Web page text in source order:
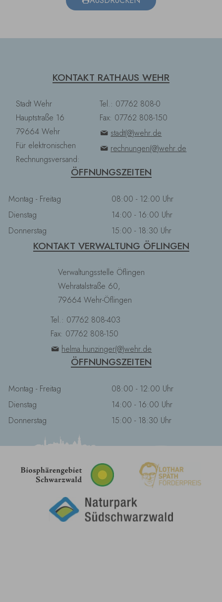
KONTAKT RATHAUS WEHR
Stadt Wehr
Hauptstraße 16
79664 Wehr
Für elektronischen
Rechnungsversand:
Tel.: 07762 808-0
Fax: 07762 808-150
stadt(@)wehr.de
rechnungen(@)wehr.de
ÖFFNUNGSZEITEN
Montag - Freitag
Dienstag
Donnerstag
08:00 - 12:00 Uhr
14:00 - 16:00 Uhr
15:00 - 18:30 Uhr
KONTAKT VERWALTUNG ÖFLINGEN
Verwaltungsstelle Öflingen
Wehratalstraße 60,
79664 Wehr-Öflingen
Tel.: 07762 808-403
Fax: 07762 808-150
helma.hunzinger(@)wehr.de
ÖFFNUNGSZEITEN
Montag - Freitag
Dienstag
Donnerstag
08:00 - 12:00 Uhr
14:00 - 16:00 Uhr
15:00 - 18:30 Uhr